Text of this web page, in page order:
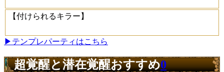
【付けられるキラー】
▶テンプレパーティはこちら
超覚醒と潜在覚醒おすすめ0